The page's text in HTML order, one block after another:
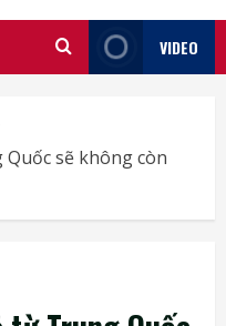
VIDEO
sẽ không còn